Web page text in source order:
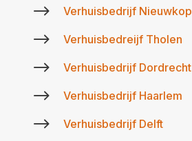
$ Verhuisbedrijf Nieuwkop
$ Verhuisbedreijf Tholen
$ Verhuisbedrijf Dordrecht
$ Verhuisbedrijf Haarlem
$ Verhuisbedrijf Delft